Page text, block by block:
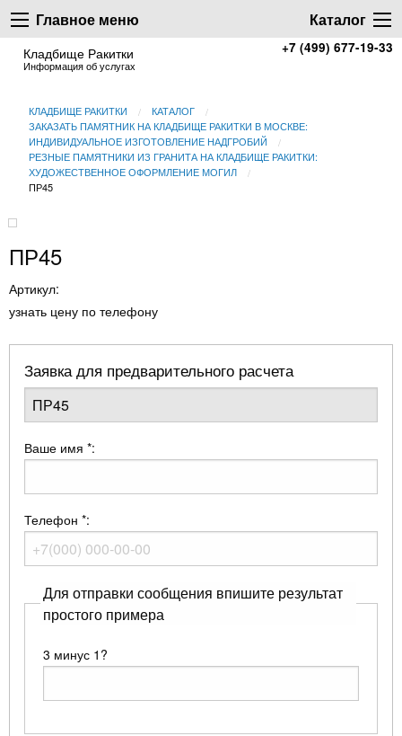
Главное меню Каталог
Кладбище Ракитки
Информация об услугах
+7 (499) 677-19-33
КЛАДБИЩЕ РАКИТКИ
КАТАЛОГ
ЗАКАЗАТЬ ПАМЯТНИК НА КЛАДБИЩЕ РАКИТКИ В МОСКВЕ:
ИНДИВИДУАЛЬНОЕ ИЗГОТОВЛЕНИЕ НАДГРОБИЙ
РЕЗНЫЕ ПАМЯТНИКИ ИЗ ГРАНИТА НА КЛАДБИЩЕ РАКИТКИ:
ХУДОЖЕСТВЕННОЕ ОФОРМЛЕНИЕ МОГИЛ
ПР45
ПР45
Артикул:
узнать цену по телефону
Заявка для предварительного расчета
Ваше имя *:
Телефон *:
Для отправки сообщения впишите результат
простого примера
3 минус 1?